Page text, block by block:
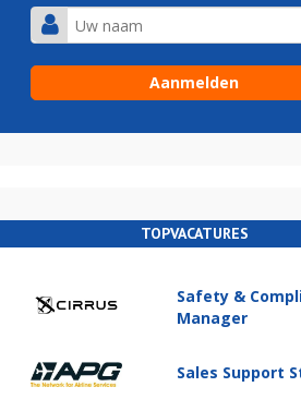
TOPVACATURES
Safety &
Manager
Sales Support